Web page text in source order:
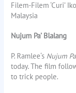
Filem-Filem ‘Curi’
Malaysia
Nujum Pa’ Blalang
P. Ramlee‘s Nujum
today. The film
to trick people.